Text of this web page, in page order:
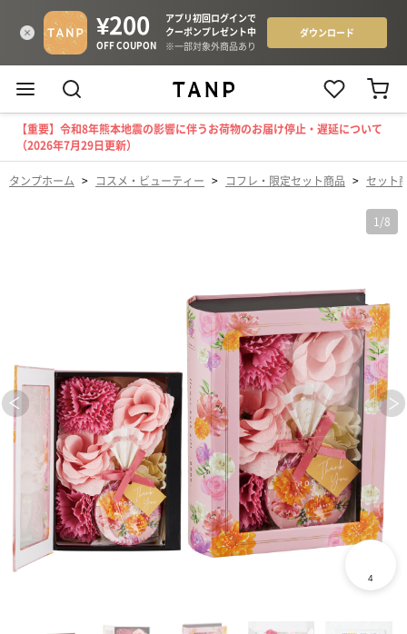
【重要】令和8年熊本地震の影響に伴うお荷物のお届け停止・遅延について
（2026年7月29日更新）
タンプホーム > コスメ・ビューティー > コフレ・限定セット商品 > セット
1 /8